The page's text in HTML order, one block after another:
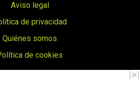
|×|
Aviso legal
de privacidad
Quiénes somos
de cookies
Todos los derechos reservados.